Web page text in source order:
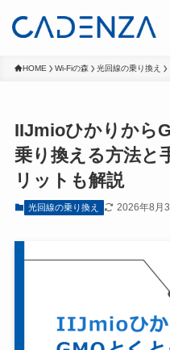
HOME Wi-Fiの森 光回線の乗り換え
IIJmioひかりから
乗り換える方法と
リットも解説
光回線の乗り換え 2026年8月3